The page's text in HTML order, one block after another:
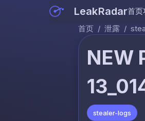
LeakRadar首页
首页 / 泄露 /
NEW
stealer-logs